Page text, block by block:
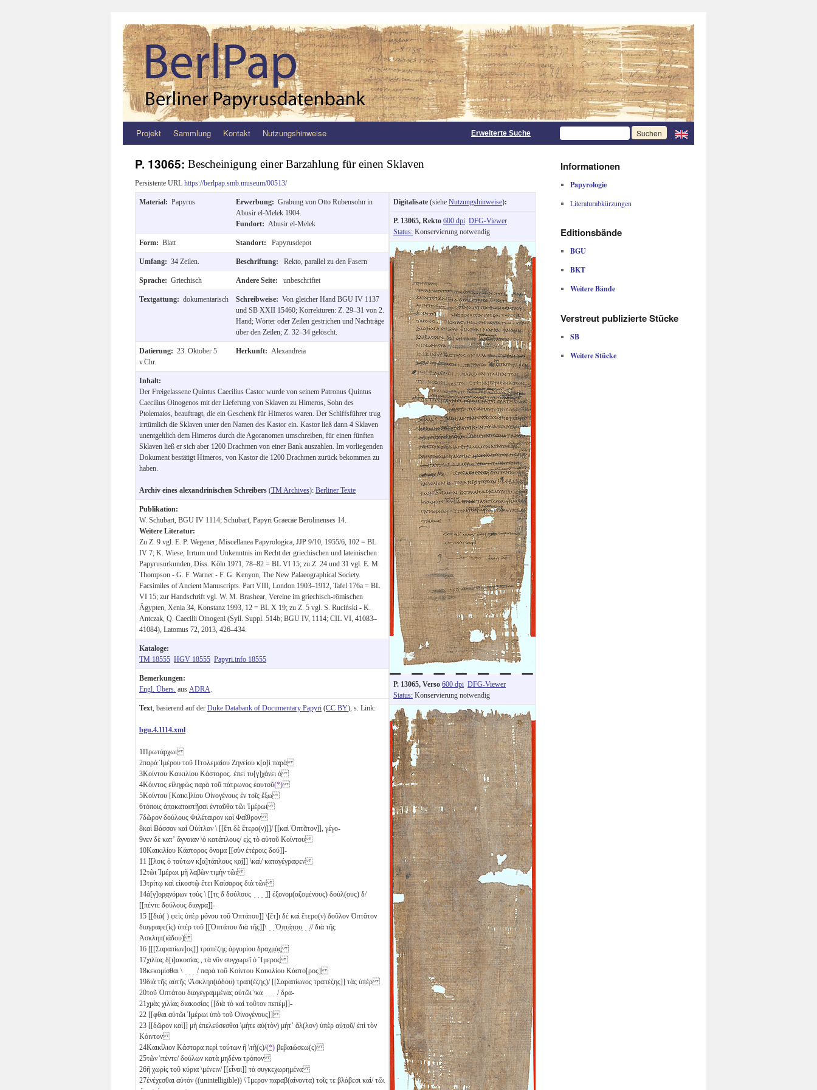
Zum
springen
Projekt Sammlung Kontakt Nutzungshinweise Erweiterte Suche
P. 13065: Bescheinigung einer Barzahlung für einen Sklaven
Persistente URL https://berlpap.smb.museum/00513/
Material: Papyrus Erwerbung: Grabung von Otto Rubensohn in
Abusir el-Melek 1904.
Fundort: Abusir el-Melek
Form: Blatt Standort: Papyrusdepot
Umfang: 34 Zeilen. Beschriftung: Rekto, parallel zu den Fasern
Sprache: Griechisch Andere Seite: unbeschriftet
Textgattung: dokumentarisch Schreibweise: Von gleicher Hand BGU IV 1137
und SB XXII 15460; Korrekturen: Z. 29–31 von 2.
Hand; Wörter oder Zeilen gestrichen und Nachträge
über den Zeilen; Z. 32–34 gelöscht.
Datierung: 23. Oktober 5
v.Chr.
Herkunft: Alexandreia
Inhalt:
Der Freigelassene Quintus Caecilius Castor wurde von seinem Patronus Quintus
Caecilius Oinogenos mit der Lieferung von Sklaven zu Himeros, Sohn des
Ptolemaios, beauftragt, die ein Geschenk für Himeros waren. Der Schiffsführer trug
irrtümlich die Sklaven unter den Namen des Kastor ein. Kastor ließ dann 4 Sklaven
unentgeltlich dem Himeros durch die Agoranomen umschreiben, für einen fünften
Sklaven ließ er sich aber 1200 Drachmen von einer Bank auszahlen. Im vorliegenden
Dokument bestätigt Himeros, von Kastor die 1200 Drachmen zurück bekommen zu
haben.
Archiv eines alexandrinischen Schreibers (TM Archives): Berliner Texte
Publikation:
W. Schubart, BGU IV 1114; Schubart, Papyri Graecae Berolinenses 14.
Weitere Literatur:
Zu Z. 9 vgl. E. P. Wegener, Miscellanea Papyrologica, JJP 9/10, 1955/6, 102 = BL
IV 7; K. Wiese, Irrtum und Unkenntnis im Recht der griechischen und lateinischen
Papyrusurkunden, Diss. Köln 1971, 78–82 = BL VI 15; zu Z. 24 und 31 vgl. E. M.
Thompson - G. F. Warner - F. G. Kenyon, The New Palaeographical Society.
Facsimiles of Ancient Manuscripts. Part VIII, London 1903–1912, Tafel 176a = BL
VI 15; zur Handschrift vgl. W. M. Brashear, Vereine im griechisch-römischen
Ägypten, Xenia 34, Konstanz 1993, 12 = BL X 19; zu Z. 5 vgl. S. Ruciński - K.
Antczak, Q. Caecilii Oinogeni (Syll. Suppl. 514b; BGU IV, 1114; CIL VI, 41083–
41084), Latomus 72, 2013, 426–434.
Kataloge:
TM 18555 HGV 18555 Papyri.info 18555
Bemerkungen:
Engl. Übers. aus ADRA
Text , basierend auf der Duke Databank of Documentary Papyri (CC BY), s. Link:
bgu.4.1114.xml
1Πρωτάρχωι
2παρὰ Ἱμέρου τοῦ Πτολεμαίου Ζηνείου κ[α]ὶ παρὰ
3Κοίντου Καικιλίου Κάστορος. ἐπεὶ τυ[γ]χάνει ὁ
4Κόιντος εἰληφὼς παρὰ τοῦ πάτρωνος ἑαυτοῦ(*)
5Κοίντου [Καικι]λίου Οἰνογένους ἐν τοῖς ἔξω
6τόποις ἀ̣π̣ο̣καταστῆσαι ἐνταῦθα τῶι Ἱμέρωι
7δῶρον δούλους Φιλέταιρον καὶ Φαῖθρον
8καὶ Βάσσον καὶ Οὐίτλον \ [[ἔτι δὲ ἕτερο(ν)]]/ [[καὶ Ὀπτᾶτον]], γέγο-
9νεν δὲ κατʼ ἄγνοιαν \ὁ κατάπλους/ ε̣ἰ̣ς̣ τὸ αὐτοῦ Κοίντου
10Καικιλίου Κάστορος ὄνομα [[σὺν ἑτέροις δού]]-
11 [[λοις ὁ τούτων κ̣[α]τάπλους κ̣α̣ὶ̣]] \καὶ/ καταγέγραφεν
12τῶι Ἱμέρωι μὴ λαβὼν τιμὴν τῶι
13τρίτῳ καὶ εἰκοστῷ ἔτει Καίσαρος διὰ τῶν
14ἀ[γ]ο̣ρ̣α̣νόμων τοὺς \ [[τε̣ δ δούλους ̣ ̣ ̣ ̣]] ἐξονομ(αζομένους) δούλ(ους) δ/
[[πέντε δούλους διαγρα]]-
15 [[διὰ( ) φεὶς ὑπὲρ μόνου τοῦ Ὀπτάτου]] \[ἔτ]ι δὲ καὶ ἕτερο(ν) δοῦλον Ὀπτᾶτον
διαγραφε(ὶς) ὑπὲρ τοῦ [[Ὀπτάτου διὰ τῆς]]\ ̣ ̣ Ὀ̣π̣τ̣ά̣τ̣ο̣υ̣ ̣ ̣// διὰ τῆς
Ἀσκληπ(ιάδου)
16 [[[Σαραπίων]ος]] τραπέζης ἀργυρίου δραχμ̣ὰ̣ς̣
17χιλίας δ̣[ι]ακοσίας
, τὰ νῦν συγχωρεῖ ὁ Ἵμερος
18κεκομίσθαι \ ̣ ̣ ̣ ̣/ παρὰ τοῦ Κοίντου Καικιλίου Κάστο[ρος]
19διὰ τῆς αὐτῆς \Ἀσκληπ(ιάδου) τραπ(έζης)/ [[Σαραπίωνος τραπέζης]] τὰς ὑπὲρ
20τοῦ Ὀπτάτου διαγεγραμμένας αὐτῶι \κα̣ ̣ ̣ ̣ ̣/ δρα-
21χμὰς χιλίας διακοσίας [[διὰ τὸ καὶ τοῦτον πεπέ̣μ̣]]-
22 [[φθαι αὐτῶι Ἱμέρωι ὑπὸ τοῦ Οἰνογένους]]
23 [[δῶρον καὶ]] μὴ ἐπελεύσεσθαι \μήτε αὐ(τὸν) μήτʼ ἄλ(λον) ὑπὲρ α̣ὐ̣τ̣ο̣ῦ̣/ ἐπὶ τὸν
Κόιντον
24Καικίλιον Κάστορα περὶ τούτων ἢ \τῆ(ς)/(*) βεβαιώσεω(ς)
25τῶν \πέντε/δούλων κατὰ μηδένα τρόπον
26ἢ χωρὶς τοῦ κύρια \μένειν/ [[εἶναι]] τὰ συγκεχωρημένα
27ἐνέχεσθαι αὐτὸν ((unintelligible)) \Ἵμερον παραβ(αίνοντα) τοῖς τε βλάβεσι καὶ/ τῶι
Digitalisate (siehe Nutzungshinweise):
P. 13065, Rekto 600 dpi DFG-Viewer
Status: Konservierung notwendig
P. 13065, Verso 600 dpi DFG-Viewer
Status: Konservierung notwendig
Informationen
Papyrologie
Literaturabkürzungen
Editionsbände
BGU
BKT
Weitere Bände
Verstreut publizierte Stücke
SB
Weitere Stücke